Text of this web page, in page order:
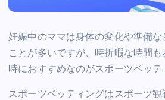
妊娠中のママは身体の変化や準備
ことが多いですが、時折暇な時間
時におすすめなのがスポーツベッテ
スポーツベッティングはスポーツ